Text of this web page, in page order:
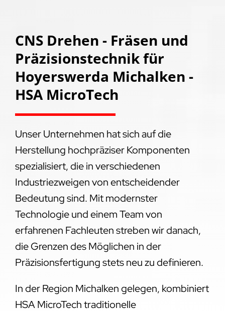
CNS Drehen - Fräsen und
Präzisionstechnik für
Hoyerswerda Michalken -
HSA MicroTech
Unser Unternehmen hat sich auf die
Herstellung hochpräziser Komponenten
spezialisiert, die in verschiedenen
Industriezweigen von entscheidender
Bedeutung sind. Mit modernster
Technologie und einem Team von
erfahrenen Fachleuten streben wir danach,
die Grenzen des Möglichen in der
Präzisionsfertigung stets neu zu definieren.
In der Region Michalken gelegen, kombiniert
HSA MicroTech traditionelle